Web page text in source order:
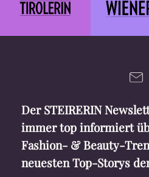
Der STEIRERIN
immer top informiert
Fashion- & Beauty-
neuesten Top-Storys